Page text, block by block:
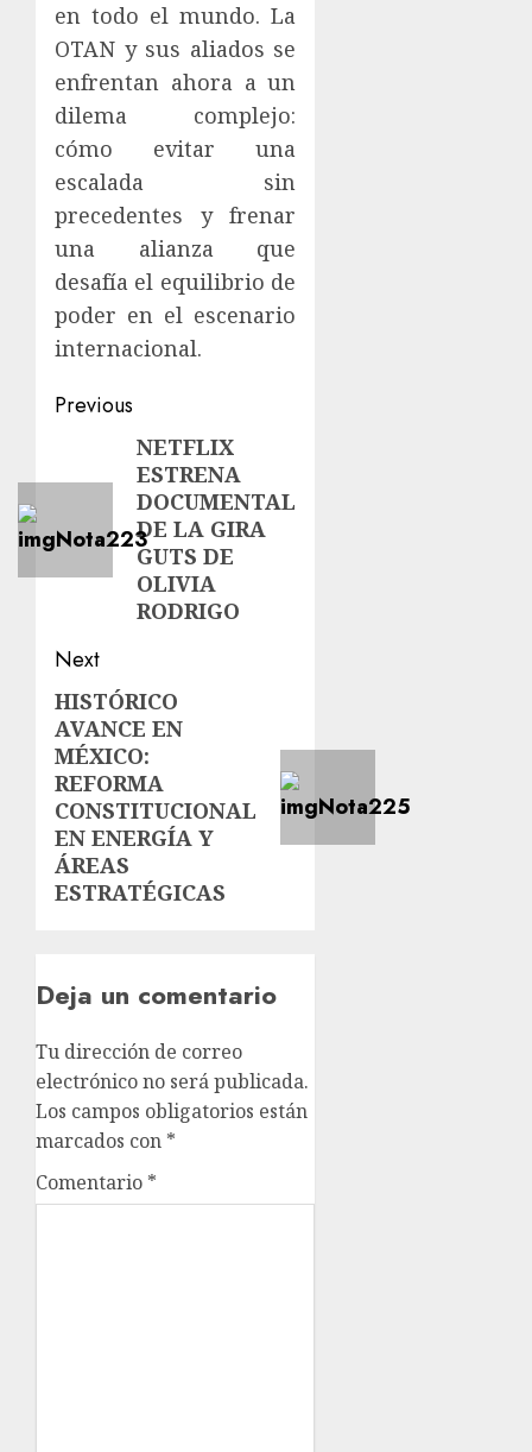
en todo el mundo. La
OTAN y sus aliados se
enfrentan ahora a un
dilema complejo:
cómo evitar una
escalada sin
precedentes y frenar
una alianza que
desafía el equilibrio de
poder en el escenario
internacional.
Previous
NETFLIX
ESTRENA
DOCUMENTAL
DE LA GIRA
GUTS DE
OLIVIA
RODRIGO
Next
HISTÓRICO
AVANCE EN
MÉXICO:
REFORMA
CONSTITUCIONAL
EN ENERGÍA Y
ÁREAS
ESTRATÉGICAS
Deja un comentario
Tu dirección de correo
electrónico no será publicada.
Los campos obligatorios están
marcados con *
Comentario *